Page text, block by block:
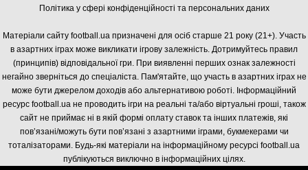
Політика у сфері конфіденційності та персональних даних
Матеріали сайту football.ua призначені для осіб старше 21 року (21+). Участь
в азартних іграх може викликати ігрову залежність. Дотримуйтесь правил
(принципів) відповідальної гри. При виявленні перших ознак залежності
негайно зверніться до спеціаліста. Пам'ятайте, що участь в азартних іграх не
може бути джерелом доходів або альтернативою роботі. Інформаційний
ресурс football.ua не проводить ігри на реальні та/або віртуальні гроші, також
сайт не приймає ні в якій формі оплату ставок та інших платежів, які
пов’язані/можуть бути пов’язані з азартними іграми, букмекерами чи
тоталізаторами. Будь-які матеріали на інформаційному ресурсі football.ua
публікуються виключно в інформаційних цілях.